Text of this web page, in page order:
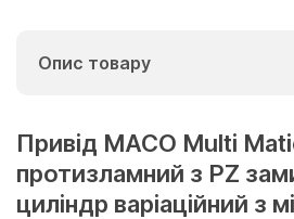
Опис товару
Привід МАСО Multi
протизламний з PZ
циліндр варіаційний з